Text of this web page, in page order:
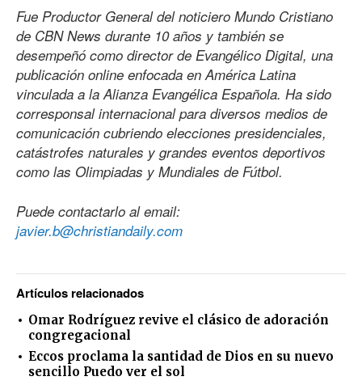
Fue Productor General del noticiero Mundo Cristiano
de CBN News durante 10 años y también se
desempeñó como director de Evangélico Digital, una
publicación online enfocada en América Latina
vinculada a la Alianza Evangélica Española. Ha sido
corresponsal internacional para diversos medios de
comunicación cubriendo elecciones presidenciales,
catástrofes naturales y grandes eventos deportivos
como las Olimpiadas y Mundiales de Fútbol.
Puede contactarlo al email:
javier.b@christiandaily.com
Artículos relacionados
Omar Rodríguez revive el clásico de adoración
congregacional
Eccos proclama la santidad de Dios en su nuevo
sencillo Puedo ver el sol